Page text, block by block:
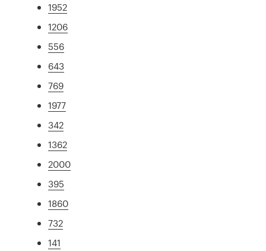
1952
1206
556
643
769
1977
342
1362
2000
395
1860
732
141